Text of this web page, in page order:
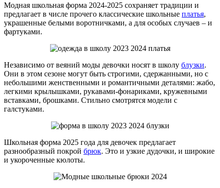
Модная школьная форма 2024-2025 сохраняет традиции и
предлагает в числе прочего классические школьные платья,
украшенные белыми воротничками, а для особых случаев – и
фартуками.
Независимо от веяний моды девочки носят в школу блузки.
Они в этом сезоне могут быть строгими, сдержанными, но с
небольшими женственными и романтичными деталями: жабо,
легкими крылышками, рукавами-фонариками, кружевными
вставками, брошками. Стильно смотрятся модели с
галстуками.
Школьная форма 2025 года для девочек предлагает
разнообразный покрой брюк. Это и узкие дудочки, и широкие
и укороченные кюлоты.